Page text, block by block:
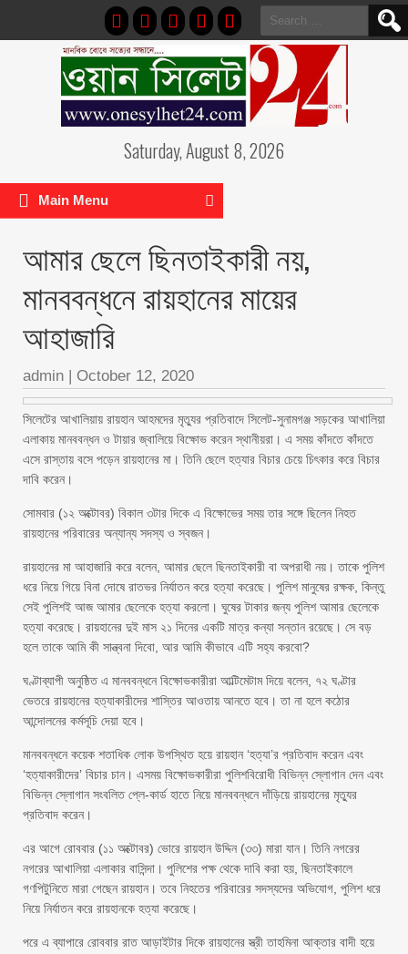
Search
for:
Saturday, August 8, 2026
Main Menu
আমার ছেলে ছিনতাইকারী নয়,
মানববন্ধনে রায়হানের মায়ের
আহাজারি
admin | October 12, 2020
সিলেটের আখালিয়ায় রায়হান আহমদের মৃত্যুর প্রতিবাদে সিলেট-সুনামগঞ্জ সড়কের আখালিয়া
এলাকায় মানববন্ধন ও টায়ার জ্বালিয়ে বিক্ষোভ করেন স্থানীয়রা। এ সময় কাঁদতে কাঁদতে
এসে রাস্তায় বসে পড়েন রায়হানের মা। তিনি ছেলে হত্যার বিচার চেয়ে চিৎকার করে বিচার
দাবি করেন।
সোমবার (১২ অক্টোবর) বিকাল ৩টার দিকে এ বিক্ষোভের সময় তার সঙ্গে ছিলেন নিহত
রায়হানের পরিবারের অন্যান্য সদস্য ও স্বজন।
রায়হানের মা আহাজারি করে বলেন, আমার ছেলে ছিনতাইকারী বা অপরাধী নয়। তাকে পুলিশ
ধরে নিয়ে গিয়ে বিনা দোষে রাতভর নির্যাতন করে হত্যা করেছে। পুলিশ মানুষের রক্ষক, কিন্তু
সেই পুলিশই আজ আমার ছেলেকে হত্যা করলো। ঘুষের টাকার জন্য পুলিশ আমার ছেলেকে
হত্যা করেছে। রায়হানের দুই মাস ২১ দিনের একটি মাত্র কন্যা সন্তান রয়েছে। সে বড়
হলে তাকে আমি কী সান্ত্বনা দিবো, আর আমি কীভাবে এটি সহ্য করবো?
ঘণ্টাব্যাপী অনুষ্ঠিত এ মানববন্ধনে বিক্ষোভকারীরা আল্টিমেটাম দিয়ে বলেন, ৭২ ঘণ্টার
ভেতরে রায়হানের হত্যাকারীদের শাস্তির আওতায় আনতে হবে। তা না হলে কঠোর
আন্দোলনের কর্মসূচি দেয়া হবে।
মানববন্ধনে কয়েক শতাধিক লোক উপস্থিত হয়ে রায়হান ‘হত্যা’র প্রতিবাদ করেন এবং
‘হত্যাকারীদের’ বিচার চান। এসময় বিক্ষোভকারীরা পুলিশবিরোধী বিভিন্ন স্লোগান দেন এবং
বিভিন্ন স্লোগান সংবলিত প্লে-কার্ড হাতে নিয়ে মানববন্ধনে দাঁড়িয়ে রায়হানের মৃত্যুর
প্রতিবাদ করেন।
এর আগে রোববার (১১ অক্টোবর) ভোরে রায়হান উদ্দিন (৩৩) মারা যান। তিনি নগরের
নগরের আখালিয়া এলাকার বাসিন্দা। পুলিশের পক্ষ থেকে দাবি করা হয়, ছিনতাইকালে
গণপিটুনিতে মারা গেছেন রায়হান। তবে নিহতের পরিবারের সদস্যদের অভিযোগ, পুলিশ ধরে
নিয়ে নির্যাতন করে রায়হানকে হত্যা করেছে।
পরে এ ব্যাপারে রোববার রাত আড়াইটার দিকে রায়হানের স্ত্রী তাহমিনা আক্তার বাদী হয়ে